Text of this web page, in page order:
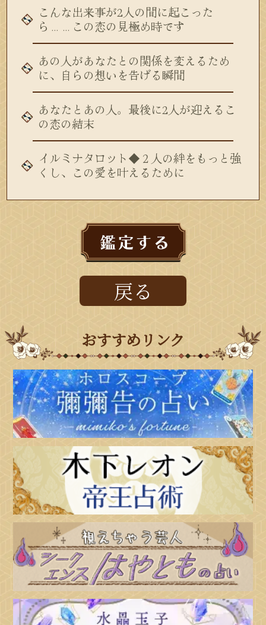
こんな出来事が2人の間に起こった
ら……この恋の見極め時です
あの人があなたとの関係を変えるため
に、自らの想いを告げる瞬間
あなたとあの人。最後に2人が迎えるこ
の恋の結末
イルミナタロット◆２人の絆をもっと強
くし、この愛を叶えるために
戻る
おすすめリンク